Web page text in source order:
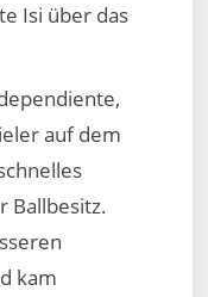
Isi über das
auf dem
Ballbesitz.
kam